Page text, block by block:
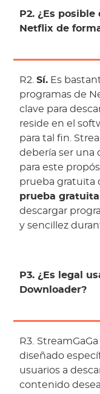
P2. ¿Es
Netflix de
R2.Sí. Es
programas de
clave para
reside en el
para tal fin.
debería ser una
para este
prueba gratuita
prueba gratuita
descargar
y sencillez
P3. ¿Es legal
Downloader?
R3.
diseñado
usuarios a
contenido